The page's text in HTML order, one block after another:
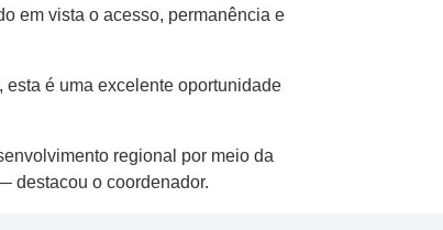
em vista o acesso, permanência e
é uma excelente oportunidade
regional por meio da
destacou o coordenador.